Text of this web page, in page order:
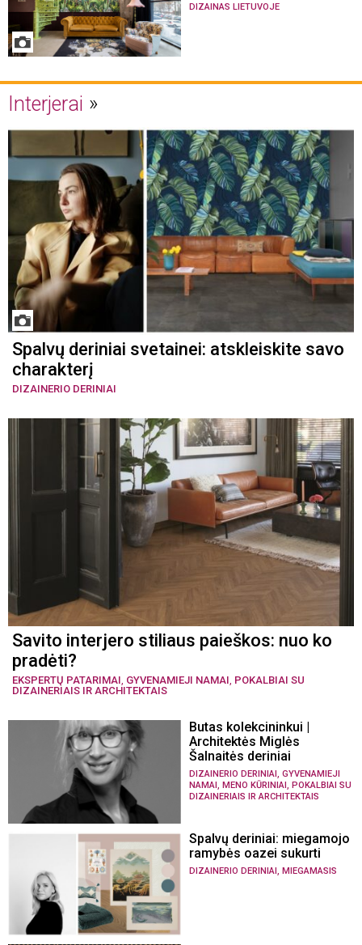
DIZAINAS LIETUVOJE
Interjerai
Spalvų deriniai svetainei: atskleiskite savo
charakterį
DIZAINERIO DERINIAI
Savito interjero stiliaus paieškos: nuo ko
pradėti?
EKSPERTŲ PATARIMAI GYVENAMIEJI NAMAI POKALBIAI SU
DIZAINERIAIS IR ARCHITEKTAIS
Butas kolekcininkui |
Architektės Miglės
Šalnaitės deriniai
DIZAINERIO DERINIAI GYVENAMIEJI
NAMAI MENO KŪRINIAI POKALBIAI SU
DIZAINERIAIS IR ARCHITEKTAIS
Spalvų deriniai: miegamojo
ramybės oazei sukurti
DIZAINERIO DERINIAI , MIEGAMASIS